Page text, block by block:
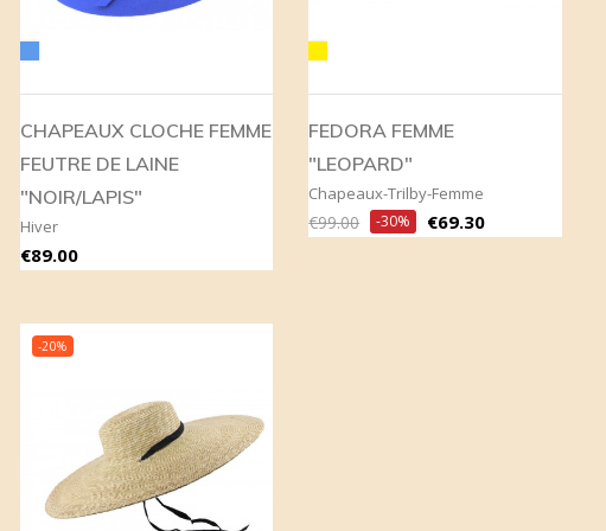
CHAPEAUX CLOCHE FEMME
FEUTRE DE LAINE
"NOIR/LAPIS"
Hiver
Price
€89.00
FEDORA FEMME
"LEOPARD"
Chapeaux-Trilby-Femme
Regular
€99.00 -30% Price
€69.30
-20%